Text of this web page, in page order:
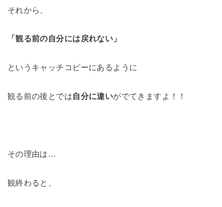
それから、
「観る前の自分には戻れない」
というキャッチコピーにあるように
観る前の後とでは自分に違いがでてきますよ！！
その理由は…
観終わると、